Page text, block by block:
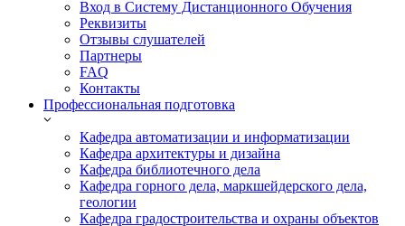
Вход в Систему Дистанционного Обучения
Реквизиты
Отзывы слушателей
Партнеры
FAQ
Контакты
Профессиональная подготовка
Кафедра автоматизации и информатизации
Кафедра архитектуры и дизайна
Кафедра библиотечного дела
Кафедра горного дела, маркшейдерского дела,
геологии
Кафедра градостроительства и охраны объектов